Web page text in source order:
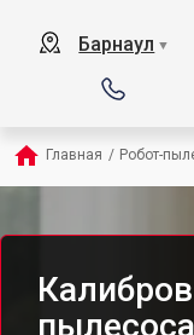
Барнаул ▼
Главная / Робот-